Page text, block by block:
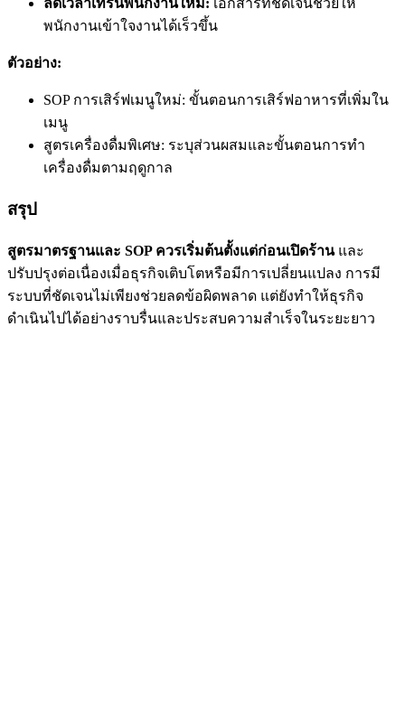
ลดเวลาเทรนพนักงานใหม่: เอกสารที่ชัดเจนช่วยให้
พนักงานเข้าใจงานได้เร็วขึ้น
ตัวอย่าง:
SOP การเสิร์ฟเมนูใหม่: ขั้นตอนการเสิร์ฟอาหารที่เพิ่มใน
เมนู
สูตรเครื่องดื่มพิเศษ: ระบุส่วนผสมและขั้นตอนการทำ
เครื่องดื่มตามฤดูกาล
สรุป
สูตรมาตรฐานและ SOP ควรเริ่มต้นตั้งแต่ก่อนเปิดร้านและ
ปรับปรุงต่อเนื่องเมื่อธุรกิจเติบโตหรือมีการเปลี่ยนแปลง การมี
ระบบที่ชัดเจนไม่เพียงช่วยลดข้อผิดพลาด แต่ยังทำให้ธุรกิจ
ดำเนินไปได้อย่างราบรื่นและประสบความสำเร็จในระยะยาว